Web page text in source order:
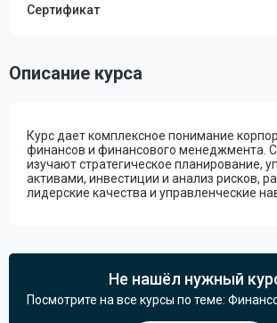
Сертификат
Описание курса
Курс дает комплексное понимание
финансов и финансового менеджмента.
изучают стратегическое планирование,
активами, инвестиции и анализ рисков,
лидерские качества и управленческие
Не нашёл нужный
Посмотрите на все курсы по теме: